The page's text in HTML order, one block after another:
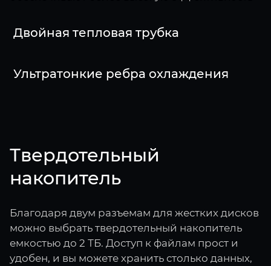
Двойная тепловая трубка
Ультратонкие ребра охлаждения
Твердотельный
накопитель
Благодаря двум разъемам для жестких дисков
можно выбрать твердотельный накопитель
емкостью до 2 ТБ. Доступ к файлам прост и
удобен, и вы можете хранить столько данных,